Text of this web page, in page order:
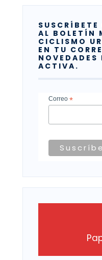
AL BOLETÍN
CICLISMO
EN TU
ACTIVA.
Correo *